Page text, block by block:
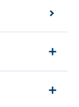
の立案・開
ト情報を含
工したうえ